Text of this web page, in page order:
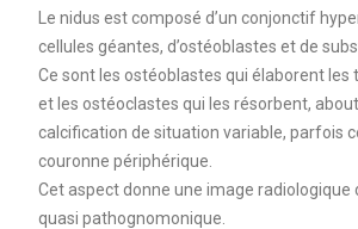
Le nidus est composé d’un conjonctif
cellules géantes, d’ostéoblastes et de
Ce sont les ostéoblastes qui élaborent les
et les ostéoclastes qui les résorbent,
calcification de situation variable, parfois
couronne périphérique.
Cet aspect donne une image radiologique
quasi pathognomonique.